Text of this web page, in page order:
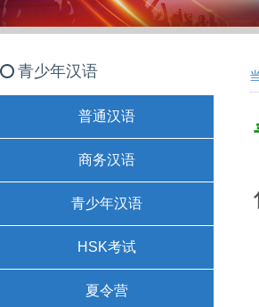
青少年汉语
普通汉语
商务汉语
青少年汉语
HSK考试
夏令营